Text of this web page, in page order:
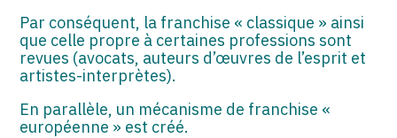
Par conséquent, la franchise « classique » ainsi
que celle propre à certaines professions sont
revues (avocats, auteurs d’œuvres de l’esprit et
artistes-interprètes).
En parallèle, un mécanisme de franchise «
européenne » est créé.